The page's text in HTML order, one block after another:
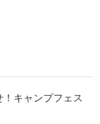
キャンプフェス